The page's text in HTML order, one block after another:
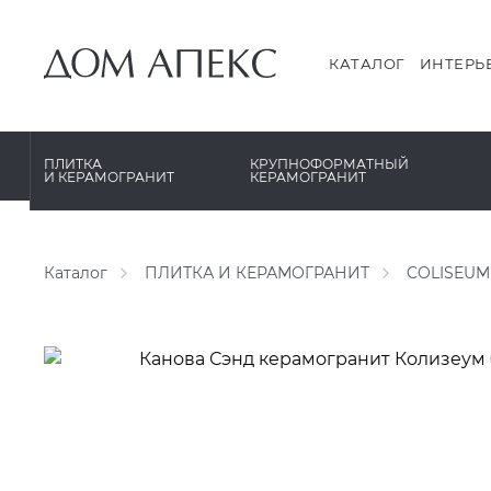
КАТАЛОГ
ПЛИТКА
И КЕРАМОГРАНИТ
PORCELANOSA
УРАЛЬСКИЙ ГРАНИТ
КРУПНОФОРМАТНЫЙ
КЕРАМОГРАНИТ
XXL Pamesa
Каталог ПЛИТКА И КЕРАМОГРАНИТ COLISEUM